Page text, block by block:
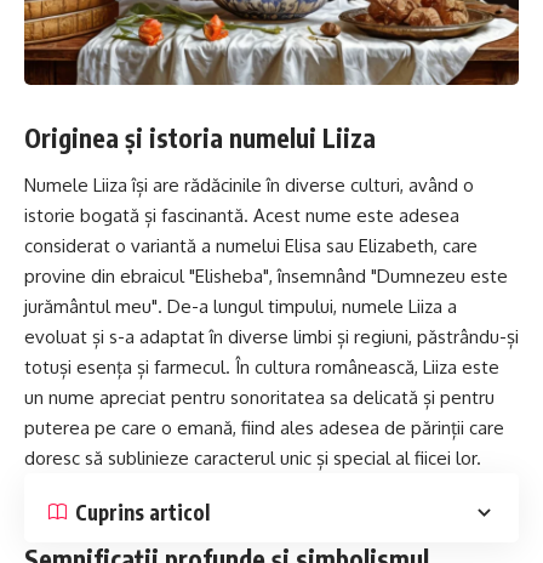
Originea și istoria numelui Liiza
Numele Liiza își are rădăcinile în diverse culturi, având o
istorie bogată și fascinantă. Acest nume este adesea
considerat o variantă a numelui Elisa sau Elizabeth, care
provine din ebraicul "Elisheba", însemnând "Dumnezeu este
jurământul meu". De-a lungul timpului, numele Liiza a
evoluat și s-a adaptat în diverse limbi și regiuni, păstrându-și
totuși esența și farmecul. În cultura românească, Liiza este
un nume apreciat pentru sonoritatea sa delicată și pentru
puterea pe care o emană, fiind ales adesea de părinții care
doresc să sublinieze caracterul unic și special al fiicei lor.
Cuprins articol